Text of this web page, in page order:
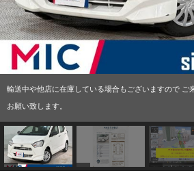
輸送中や他店に在庫している場合もございますので ご
お願い致します。